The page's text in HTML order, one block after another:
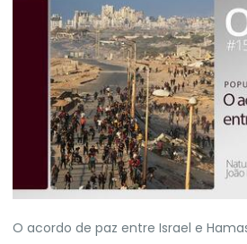
O acordo de paz entre Israel e